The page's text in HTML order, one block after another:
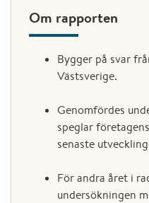
Om rapporten
Bygger på svar
Västsverige.
Genomfördes
speglar
senaste
För andra året i
undersökningen